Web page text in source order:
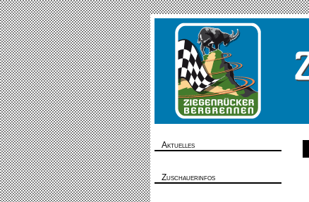
Aktuelles
Zuschauerinfos